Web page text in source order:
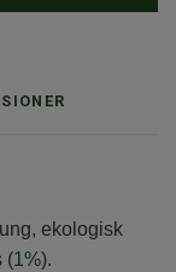
ekologisk
(1%).